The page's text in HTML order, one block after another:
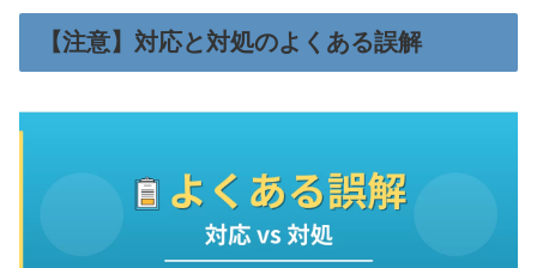
【注意】対応と対処のよくある誤解